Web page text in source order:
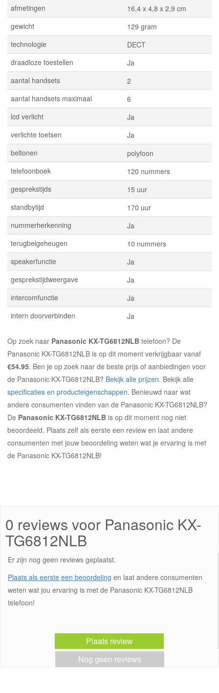
afmetingen
16,4 x 4,8 x 2,9 cm
gewicht
129 gram
technologie
DECT
draadloze toestellen
Ja
aantal handsets
2
aantal handsets maximaal
6
lcd verlicht
Ja
verlichte toetsen
Ja
beltonen
polyfoon
telefoonboek
120 nummers
gesprekstijds
15 uur
standbytijd
170 uur
nummerherkenning
Ja
terugbelgeheugen
10 nummers
speakerfunctie
Ja
gesprekstijdweergave
Ja
intercomfunctie
Ja
intern doorverbinden
Ja
Op zoek naar Panasonic KX-TG6812NLB telefoon? De
Panasonic KX-TG6812NLB is op dit moment verkrijgbaar vanaf
€54.95. Ben je op zoek naar de beste prijs of aanbiedingen voor
de Panasonic KX-TG6812NLB? Bekijk alle prijzen. Bekijk alle
specificaties en producteigenschappen. Benieuwd naar wat
andere consumenten vinden van de Panasonic KX-TG6812NLB?
De Panasonic KX-TG6812NLB is op dit moment nog niet
beoordeeld. Plaats zelf als eerste een review en laat andere
consumenten met jouw beoordeling weten wat je ervaring is met
de Panasonic KX-TG6812NLB!
0 reviews voor Panasonic KX-
TG6812NLB
Er zijn nog geen reviews geplaatst.
Plaats als eerste een beoordeling en laat andere consumenten
weten wat jou ervaring is met de Panasonic KX-TG6812NLB
telefoon!
Plaats review
Nog geen reviews